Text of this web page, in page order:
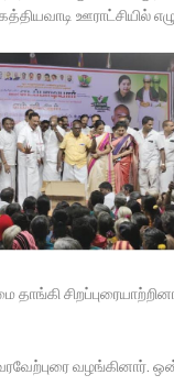
ஊராட்சியில்
வழங்கினார்.